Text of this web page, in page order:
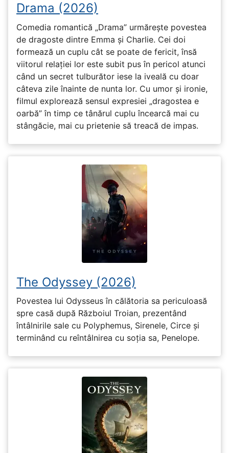
Drama (2026)
Comedia romantică „Drama” urmărește povestea
de dragoste dintre Emma și Charlie. Cei doi
formează un cuplu cât se poate de fericit, însă
viitorul relației lor este subit pus în pericol atunci
când un secret tulburător iese la iveală cu doar
câteva zile înainte de nunta lor. Cu umor și ironie,
filmul explorează sensul expresiei „dragostea e
oarbă” în timp ce tânărul cuplu încearcă mai cu
stângăcie, mai cu prietenie să treacă de impas.
The Odyssey (2026)
Povestea lui Odysseus în călătoria sa periculoasă
spre casă după Războiul Troian, prezentând
întâlnirile sale cu Polyphemus, Sirenele, Circe și
terminând cu reîntâlnirea cu soția sa, Penelope.